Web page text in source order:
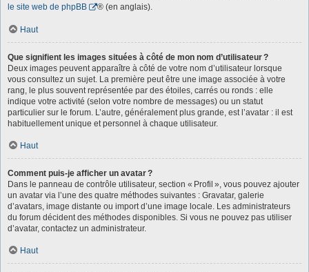
le site web de phpBB
® (en anglais).
Haut
Que signifient les images situées à côté de mon nom d’utilisateur ?
Deux images peuvent apparaître à côté de votre nom d’utilisateur lorsque
vous consultez un sujet. La première peut être une image associée à votre
rang, le plus souvent représentée par des étoiles, carrés ou ronds : elle
indique votre activité (selon votre nombre de messages) ou un statut
particulier sur le forum. L’autre, généralement plus grande, est l’avatar : il est
habituellement unique et personnel à chaque utilisateur.
Haut
Comment puis-je afficher un avatar ?
Dans le panneau de contrôle utilisateur, section « Profil », vous pouvez ajouter
un avatar via l’une des quatre méthodes suivantes : Gravatar, galerie
d’avatars, image distante ou import d’une image locale. Les administrateurs
du forum décident des méthodes disponibles. Si vous ne pouvez pas utiliser
d’avatar, contactez un administrateur.
Haut